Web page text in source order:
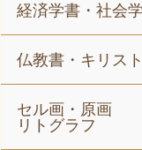
経済学書・社会
仏教書・キリス
セル画・原画
リトグラフ